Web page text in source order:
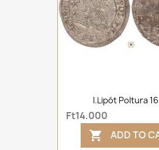
I.Lipót Poltura
Ft14,000
 ADD TO